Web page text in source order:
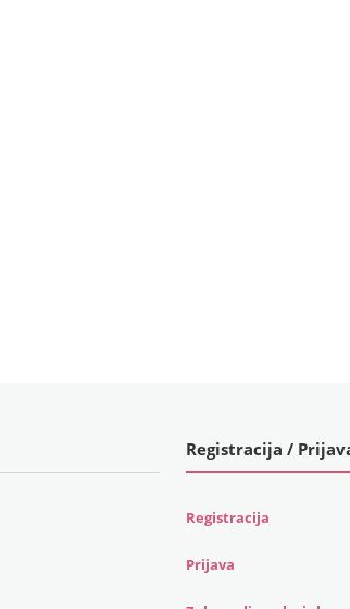
Registracija /
Registracija
Prijava